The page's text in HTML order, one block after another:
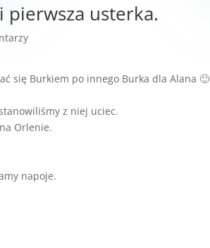
usterka.
się Burkiem po innego Burka dla Alana 🙂
z niej uciec.
Orlenie.
napoje.